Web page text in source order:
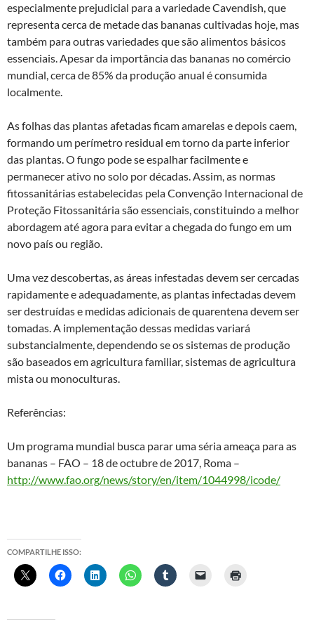
especialmente prejudicial para a variedade Cavendish, que
representa cerca de metade das bananas cultivadas hoje, mas
também para outras variedades que são alimentos básicos
essenciais. Apesar da importância das bananas no comércio
mundial, cerca de 85% da produção anual é consumida
localmente.
As folhas das plantas afetadas ficam amarelas e depois caem,
formando um perímetro residual em torno da parte inferior
das plantas. O fungo pode se espalhar facilmente e
permanecer ativo no solo por décadas. Assim, as normas
fitossanitárias estabelecidas pela Convenção Internacional de
Proteção Fitossanitária são essenciais, constituindo a melhor
abordagem até agora para evitar a chegada do fungo em um
novo país ou região.
Uma vez descobertas, as áreas infestadas devem ser cercadas
rapidamente e adequadamente, as plantas infectadas devem
ser destruídas e medidas adicionais de quarentena devem ser
tomadas. A implementação dessas medidas variará
substancialmente, dependendo se os sistemas de produção
são baseados em agricultura familiar, sistemas de agricultura
mista ou monoculturas.
Referências:
Um programa mundial busca parar uma séria ameaça para as
bananas – FAO – 18 de octubre de 2017, Roma –
http://www.fao.org/news/story/en/item/1044998/icode/
COMPARTILHE ISSO: